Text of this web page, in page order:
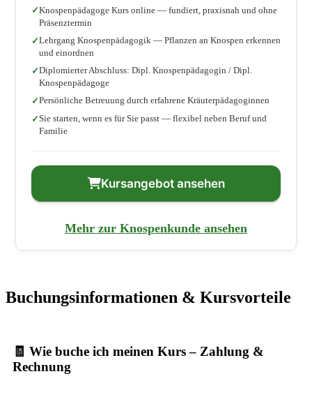
Knospenpädagoge Kurs online — fundiert, praxisnah und ohne
Präsenztermin
Lehrgang Knospenpädagogik — Pflanzen an Knospen erkennen
und einordnen
Diplomierter Abschluss: Dipl. Knospenpädagogin / Dipl.
Knospenpädagoge
Persönliche Betreuung durch erfahrene Kräuterpädagoginnen
Sie starten, wenn es für Sie passt — flexibel neben Beruf und
Familie
Kursangebot ansehen
Mehr zur Knospenkunde ansehen
Buchungsinformationen & Kursvorteile
🧾 Wie buche ich meinen Kurs – Zahlung &
Rechnung